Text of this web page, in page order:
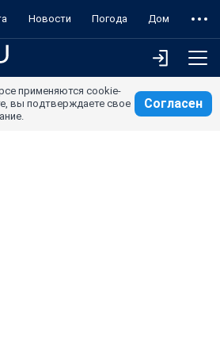
Новости Погода Дом
применяются cookie-
вы подтверждаете свое
Согласен